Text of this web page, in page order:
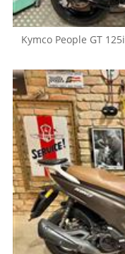
Kymco People GT 125i